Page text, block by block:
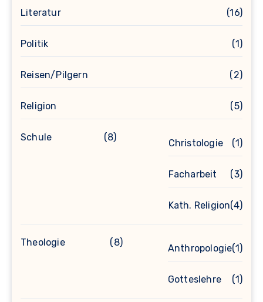
Literatur (16)
Politik (1)
Reisen/Pilgern (2)
Religion (5)
Schule (8)
Christologie (1)
Facharbeit (3)
Kath. Religion(4)
Theologie (8)
Anthropologie(1)
Gotteslehre (1)